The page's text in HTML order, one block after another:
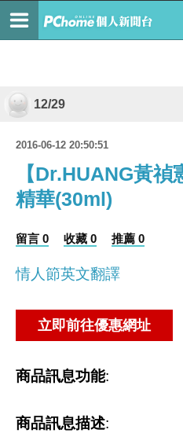
12/29
2016-06-12 20:50:51
【Dr.HUANG黃
精華(30ml)
留言 0 收藏 0 推薦 0
情人節英文翻譯
商品訊息功能:
商品訊息描述: